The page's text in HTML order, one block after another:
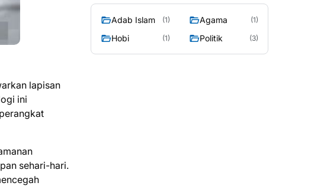
lapisan
ini
sehari-hari.
Adab Islam (1) Agama (1)
Hobi (1) Politik (3)